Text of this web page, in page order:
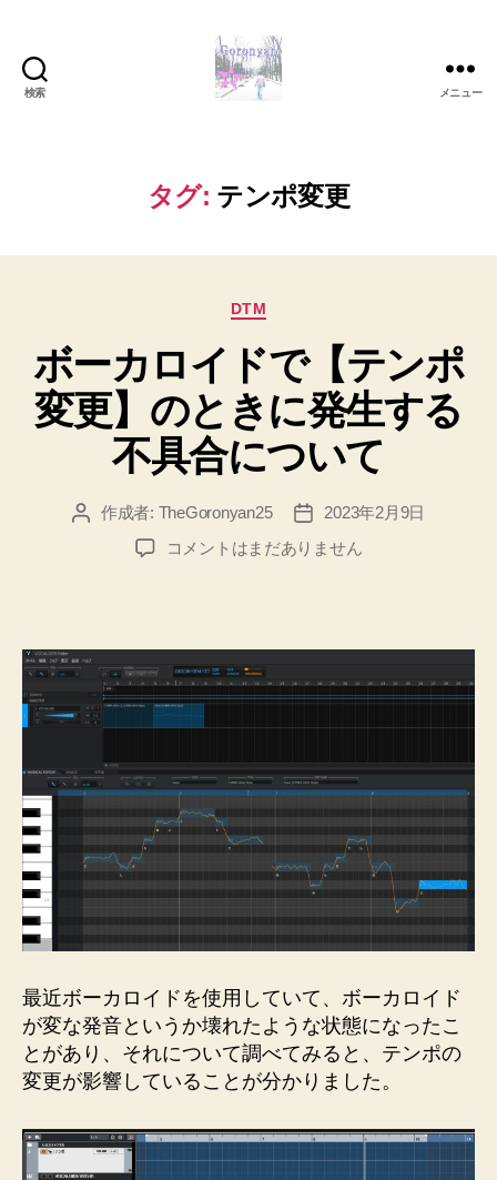
検索
マ
イ
ド
音
と
日
常
の
こ
と
メニュー
タグ: テンポ変更
カ
ゴ
リ
ー
DTM
ボーカロイドで【テンポ
変更】のときに発生する
不具合について
投 作成者: TheGoronyan25
投
稿
日
2023年2月9日
ボ
イ
ド
で
ポ
変
更】
の
き
に
す
る
不
具
合
つ
い
コメントはまだありません
最近ボーカロイドを使用していて、ボーカロイド
が変な発音というか壊れたような状態になったこ
とがあり、それについて調べてみると、テンポの
変更が影響していることが分かりました。